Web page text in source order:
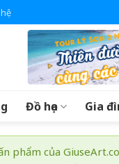
Đồ họa Gia
phẩm của